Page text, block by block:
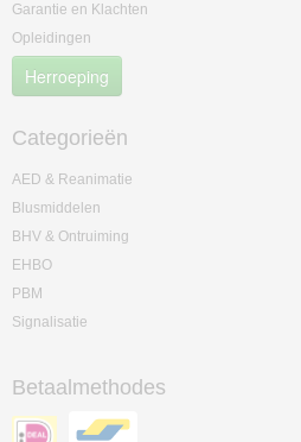
Garantie en Klachten
Opleidingen
Herroeping
Categorieën
AED & Reanimatie
Blusmiddelen
BHV & Ontruiming
EHBO
PBM
Signalisatie
Betaalmethodes